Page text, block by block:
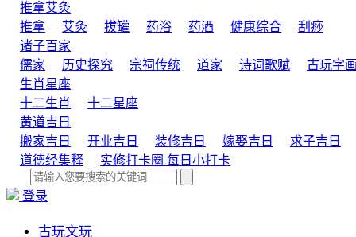
推拿艾灸
推拿
艾灸 拔罐 药浴 药酒 健康综合
刮痧
诸子百家
儒家
历史探究 宗祠传统 道家 诗词歌赋 古玩字画
生肖星座
十二生肖
十二星座
黄道吉日
搬家吉日
开业吉日 装修吉日 嫁娶吉日
求子吉日
道德经集释
实修打卡圈 每日小打卡
登录
古玩文玩